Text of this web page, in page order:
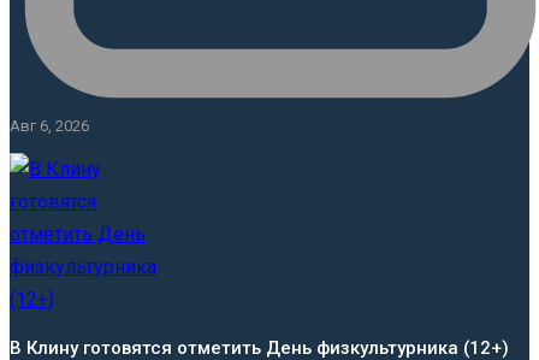
Авг 6, 2026
В Клину готовятся отметить День физкультурника (12+)